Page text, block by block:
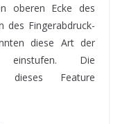
oberen Ecke des
des Fingerabdruck-
diese Art der
einstufen. Die
dieses Feature